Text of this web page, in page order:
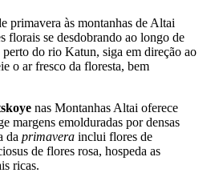
primavera às montanhas de Altai
florais se desdobrando ao longo de
do rio Katun, siga em direção ao
o ar fresco da floresta, bem
nas Montanhas Altai oferece
margens emolduradas por densas
da primavera inclui flores de
de flores rosa, hospeda as
ricas.